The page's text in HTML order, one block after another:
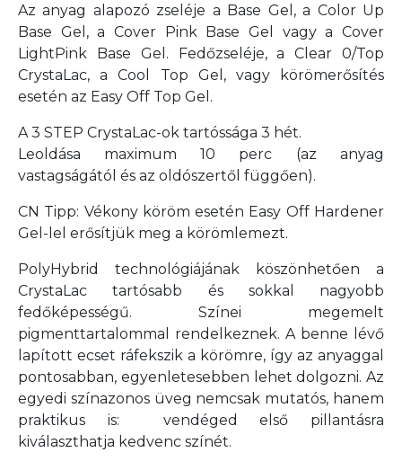
Az anyag alapozó zseléje a Base Gel, a Color Up
Base Gel, a Cover Pink Base Gel vagy a Cover
LightPink Base Gel. Fedőzseléje, a Clear 0/Top
CrystaLac, a Cool Top Gel, vagy körömerősítés
esetén az Easy Off Top Gel.
A 3 STEP CrystaLac-ok tartóssága 3 hét.
Leoldása maximum 10 perc
(az anyag
vastagságától és az oldószertől függően).
CN Tipp: Vékony köröm esetén Easy Off Hardener
Gel-lel erősítjük meg a körömlemezt.
PolyHybrid technológiájának köszönhetően a
CrystaLac tartósabb és sokkal nagyobb
fedőképességű. Színei megemelt
pigmenttartalommal rendelkeznek. A benne lévő
lapított ecset ráfekszik a körömre, így az anyaggal
pontosabban, egyenletesebben lehet dolgozni. Az
egyedi színazonos üveg nemcsak mutatós, hanem
praktikus is: vendéged első pillantásra
kiválaszthatja kedvenc színét.